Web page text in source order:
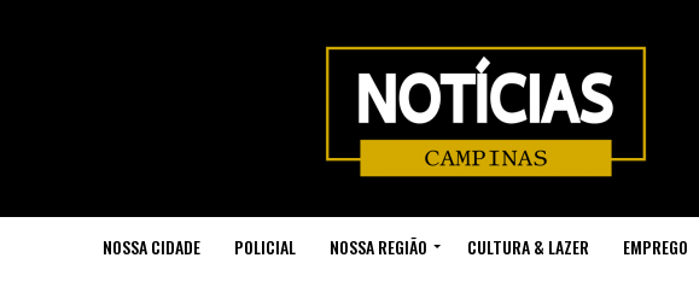
NOSSA CIDADE POLICIAL NOSSA REGIÃO CULTURA & LAZER EMPREGO